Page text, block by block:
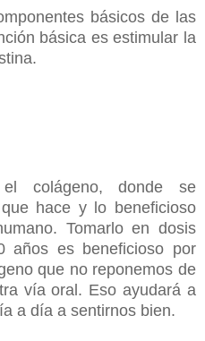
básicos de las
básica es estimular la
colágeno, donde se
hace y lo beneficioso
Tomarlo en dosis
años es beneficioso por
que no reponemos de
vía oral. Eso ayudará a
a día a sentirnos bien.